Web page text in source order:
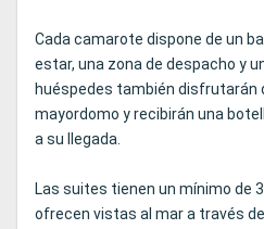
Cada camarote dispone de un
estar, una zona de despacho y
huéspedes también disfrutarán
mayordomo y recibirán una
a su llegada.
Las suites tienen un mínimo de
ofrecen vistas al mar a través